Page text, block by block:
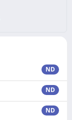
ND
ND
ND